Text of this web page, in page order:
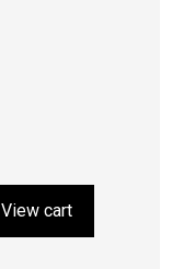
View cart